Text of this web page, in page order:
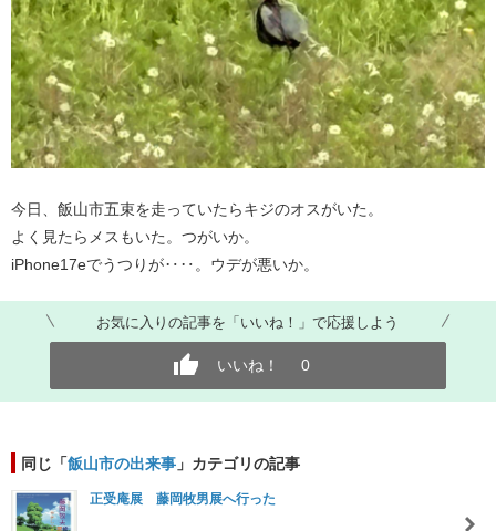
今日、飯山市五束を走っていたらキジのオスがいた。
よく見たらメスもいた。つがいか。
iPhone17eでうつりが‥‥。ウデが悪いか。
お気に入りの記事を「いいね！」で応援しよう
いいね！ 0
同じ「飯山市の出来事 」カテゴリの記事
正受庵展 藤岡牧男展へ行った